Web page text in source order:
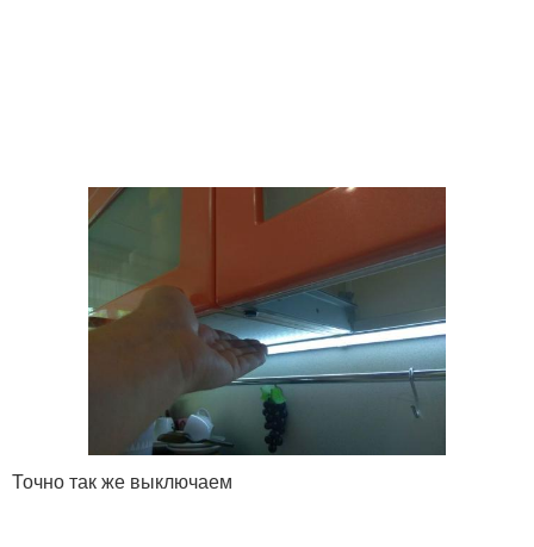
Точно так же выключаем